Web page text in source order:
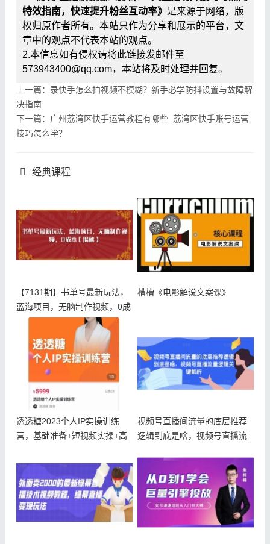
特效指南，快速提升粉丝互动率》 是来源于网络，版
权归原作者所有。本站只作为分享和展示的平台，文
章中的观点不代表本站的观点。
2.本信息如有侵权请将此链接发邮件至
573943400@qq.com，本站将及时处理并回复。
上一篇：录快手怎么拍视频不模糊？新手必学防抖设置与故障解
决指南
下一篇：广州荔湾区快手运营教程有哪些_荔湾区快手账号运营
技巧怎么学？
经典课程
【7131期】书单号最新玩法，
蓝海项目，无脑制作视频，0成
槽槽《电影解说文案课》
透透糖2023个人IP实操训练
营，基础准备+短视频实操+高
视频号直播间流量的底层推荐
逻辑到底是啥，视频号直播流